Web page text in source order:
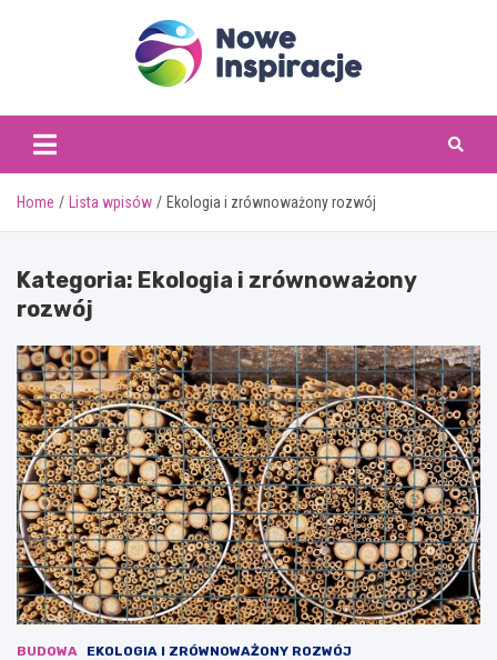
Home Lista wpisów Ekologia i zrównoważony rozwój
Kategoria: Ekologia i zrównoważony
rozwój
BUDOWA
EKOLOGIA I ZRÓWNOWAŻONY ROZWÓJ